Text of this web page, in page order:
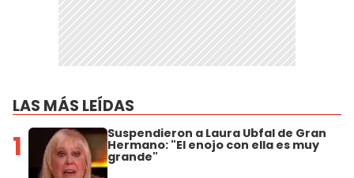
LAS MÁS LEÍDAS
1 Suspendieron a Laura Ubfal de Gran
Hermano: "El enojo con ella es muy
grande"